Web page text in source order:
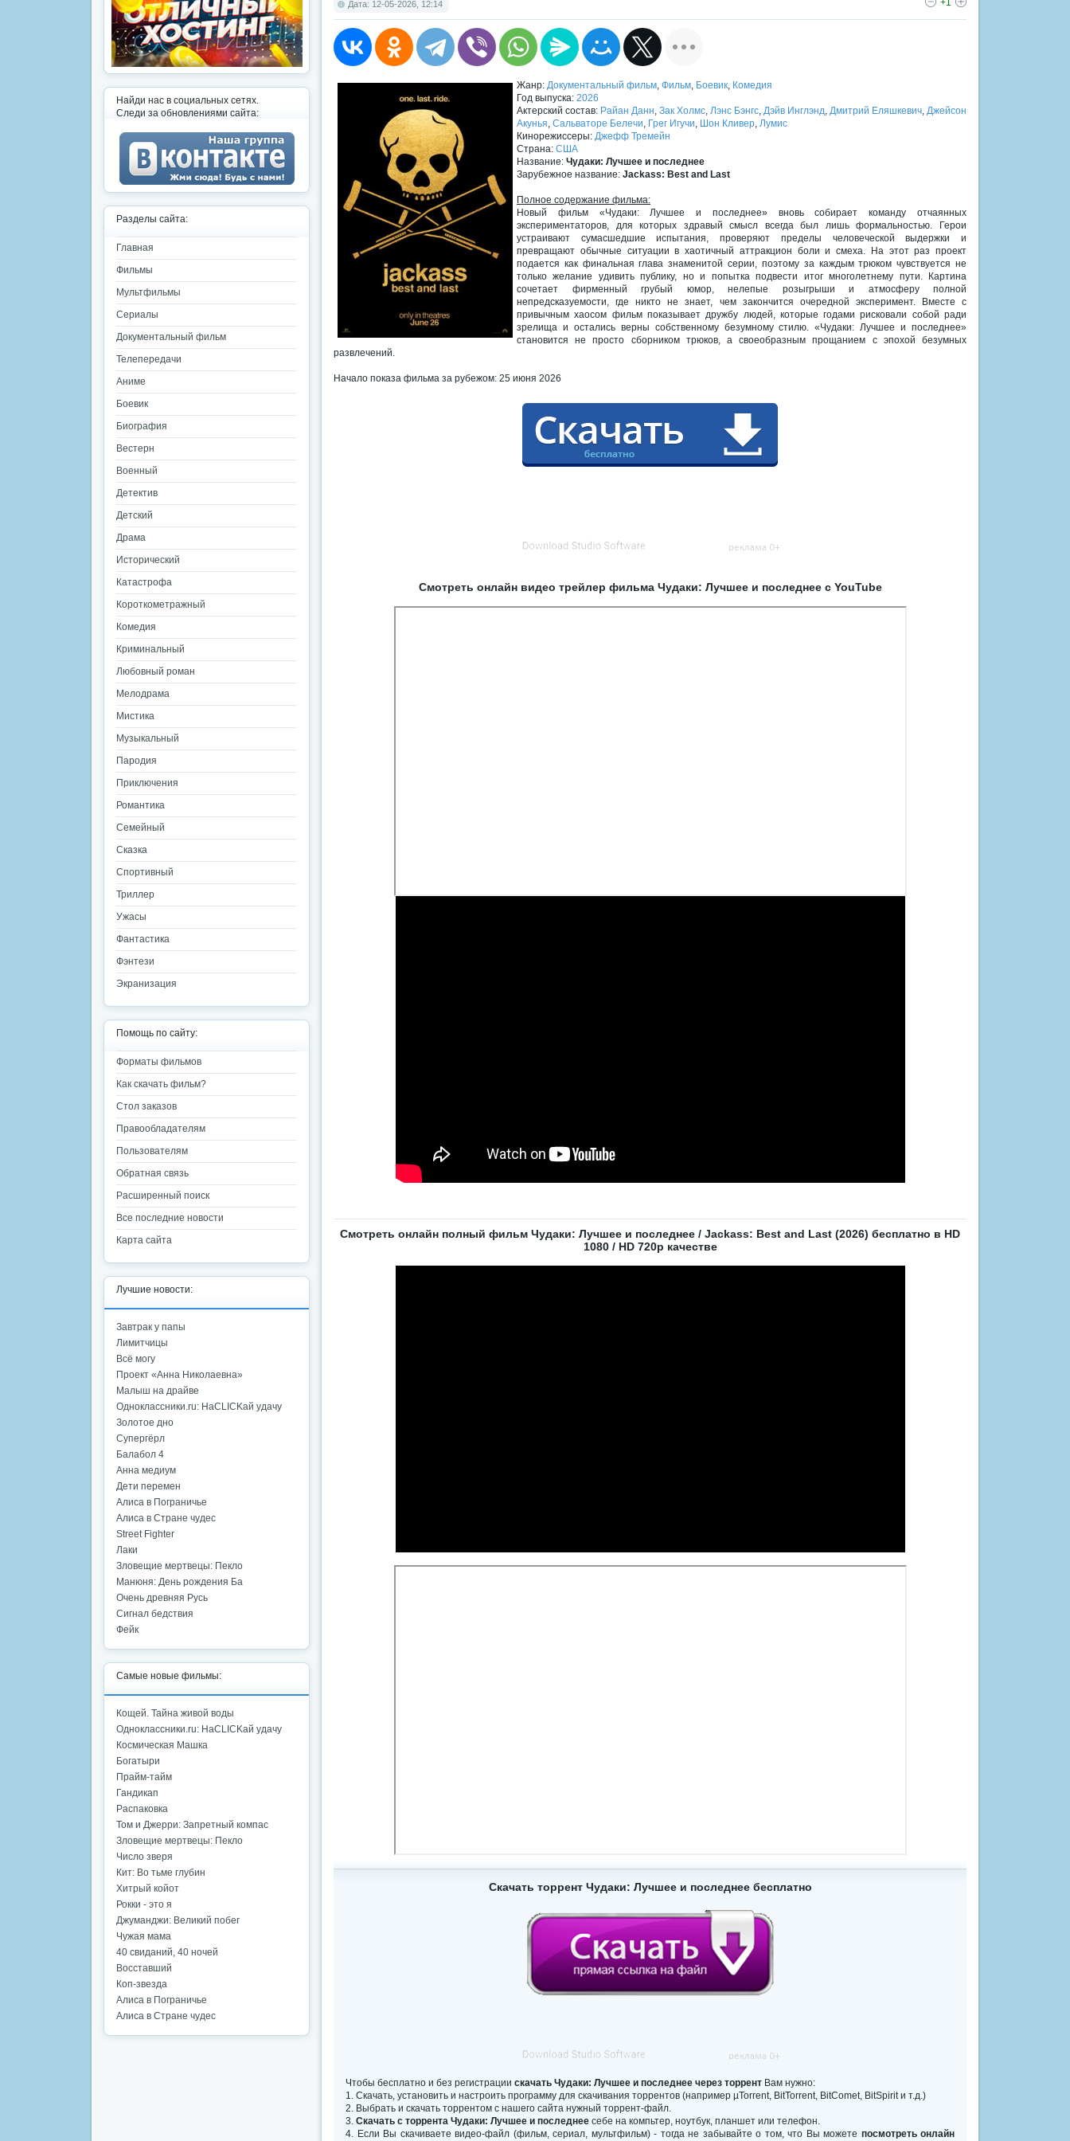
Дата: 12-05-2026, 12:14 +1
Жанр: Документальный фильм, Фильм, Боевик, Комедия
Год выпуска: 2026
Актерский состав: Райан Данн, Зак Холмс, Лэнс Бэнгс, Дэйв Инглэнд, Дмитрий Еляшкевич, Джейсон
Акунья, Сальваторе Белечи, Грег Игучи, Шон Кливер, Лумис
Кинорежиссеры: Джефф Тремейн
Страна: США
Название: Чудаки: Лучшее и последнее
Зарубежное название: Jackass: Best and Last
Полное содержание фильма:
Новый фильм «Чудаки: Лучшее и последнее» вновь собирает команду отчаянных
экспериментаторов, для которых здравый смысл всегда был лишь формальностью. Герои
устраивают сумасшедшие испытания, проверяют пределы человеческой выдержки и
превращают обычные ситуации в хаотичный аттракцион боли и смеха. На этот раз проект
подается как финальная глава знаменитой серии, поэтому за каждым трюком чувствуется не
только желание удивить публику, но и попытка подвести итог многолетнему пути. Картина
сочетает фирменный грубый юмор, нелепые розыгрыши и атмосферу полной
непредсказуемости, где никто не знает, чем закончится очередной эксперимент. Вместе с
привычным хаосом фильм показывает дружбу людей, которые годами рисковали собой ради
зрелища и остались верны собственному безумному стилю. «Чудаки: Лучшее и последнее»
становится не просто сборником трюков, а своеобразным прощанием с эпохой безумных
развлечений.
Начало показа фильма за рубежом: 25 июня 2026
Смотреть онлайн видео трейлер фильма Чудаки: Лучшее и последнее с YouTube
Смотреть онлайн полный фильм Чудаки: Лучшее и последнее / Jackass: Best and Last (2026) бесплатно в HD
1080 / HD 720p качестве
Скачать торрент Чудаки: Лучшее и последнее бесплатно
Чтобы бесплатно и без регистрации скачать Чудаки: Лучшее и последнее через торрент Вам нужно:
1. Скачать, установить и настроить программу для скачивания торрентов (например µTorrent, BitTorrent, BitComet, BitSpirit и т.д.)
2. Выбрать и скачать торрентом с нашего сайта нужный торрент-файл.
3. Скачать с торрента Чудаки: Лучшее и последнее себе на компьтер, ноутбук, планшет или телефон.
4. Если Вы скачиваете видео-файл (фильм, сериал, мультфильм) - тогда не забывайте о том, что Вы можете посмотреть онлайн
Найди нас в социальных сетях.
Следи за обновлениями сайта:
Разделы сайта:
Главная
Фильмы
Мультфильмы
Сериалы
Документальный фильм
Телепередачи
Аниме
Боевик
Биография
Вестерн
Военный
Детектив
Детский
Драма
Исторический
Катастрофа
Короткометражный
Комедия
Криминальный
Любовный роман
Мелодрама
Мистика
Музыкальный
Пародия
Приключения
Романтика
Семейный
Сказка
Спортивный
Триллер
Ужасы
Фантастика
Фэнтези
Экранизация
Помощь по сайту:
Форматы фильмов
Как скачать фильм?
Стол заказов
Правообладателям
Пользователям
Обратная связь
Расширенный поиск
Все последние новости
Карта сайта
Лучшие новости:
Завтрак у папы
Лимитчицы
Всё могу
Проект «Анна Николаевна»
Малыш на драйве
Одноклассники.ru: НаCLICKай удачу
Золотое дно
Супергёрл
Балабол 4
Анна медиум
Дети перемен
Алиса в Пограничье
Алиса в Стране чудес
Street Fighter
Лаки
Зловещие мертвецы: Пекло
Манюня: День рождения Ба
Очень древняя Русь
Сигнал бедствия
Фейк
Самые новые фильмы:
Кощей. Тайна живой воды
Одноклассники.ru: НаCLICKай удачу
Космическая Машка
Богатыри
Прайм-тайм
Гандикап
Распаковка
Том и Джерри: Запретный компас
Зловещие мертвецы: Пекло
Число зверя
Кит: Во тьме глубин
Хитрый койот
Рокки - это я
Джуманджи: Великий побег
Чужая мама
40 свиданий, 40 ночей
Восставший
Коп-звезда
Алиса в Пограничье
Алиса в Стране чудес